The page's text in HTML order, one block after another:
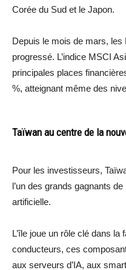
Corée du Sud et le Japon.
Depuis le mois de mars,
progressé. L’indice MSCI
principales places
%, atteignant même des
Taïwan au centre de la
Pour les investisseurs,
l’un des grands gagnants
artificielle.
L’île joue un rôle clé dans
conducteurs, ces
aux serveurs d’IA, aux